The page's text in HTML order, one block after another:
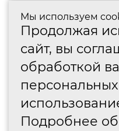
Мы используем
Продолжая
сайт, вы
обработкой
Подробнее